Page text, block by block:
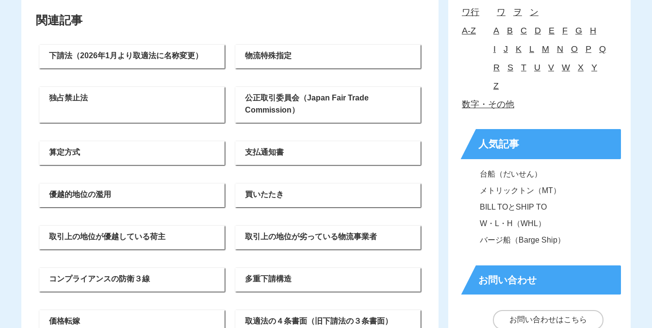
関連記事
下請法（2026年1月より取適法に名称変更） 物流特殊指定
独占禁止法
公正取引委員会（Japan Fair Trade
Commission）
算定方式 支払通知書
優越的地位の濫用 買いたたき
取引上の地位が優越している荷主 取引上の地位が劣っている物流事業者
コンプライアンスの防衛３線 多重下請構造
価格転嫁 取適法の４条書面（旧下請法の３条書面）
ワ行
ワ ヲ
ン
A-Z
A B C D E F G
H
I
J K L M N O P
Q
R
S T U V W X
Y
Z
数字・その他
人気記事
台船（だいせん）
メトリックトン（MT）
BILL TOとSHIP TO
W・L・H（WHL）
バージ船（Barge Ship）
お問い合わせ
お問い合わせはこちら